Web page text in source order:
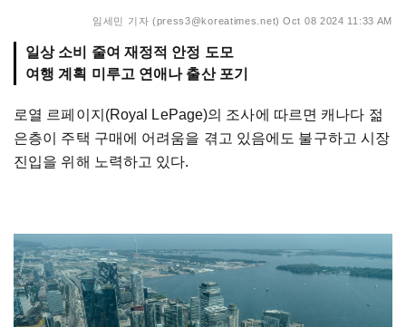
임세민 기자 (press3@koreatimes.net) Oct 08 2024 11:33 AM
일상 소비 줄여 재정적 안정 도모
여행 계획 미루고 연애나 출산 포기
로열 르페이지(Royal LePage)의 조사에 따르면 캐나다 젊
은층이 주택 구매에 어려움을 겪고 있음에도 불구하고 시장
진입을 위해 노력하고 있다.